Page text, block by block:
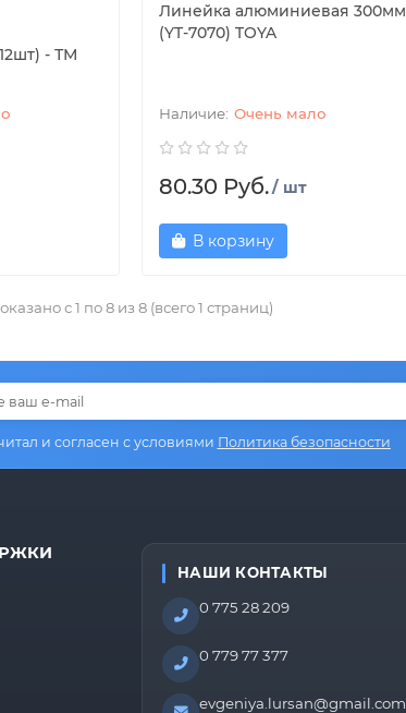
- ТМ
Линейка алюминиевая 300мм
(YT-7070) TOYA
Очень мало
80.30 Руб./ шт
В корзину
с 1 по 8 из 8 (всего 1 страниц)
и согласен с условиями Политика безопасности
НАШИ КОНТАКТЫ
0 775 28 209
0 779 77 377
evgeniya.lursan@gmail.com